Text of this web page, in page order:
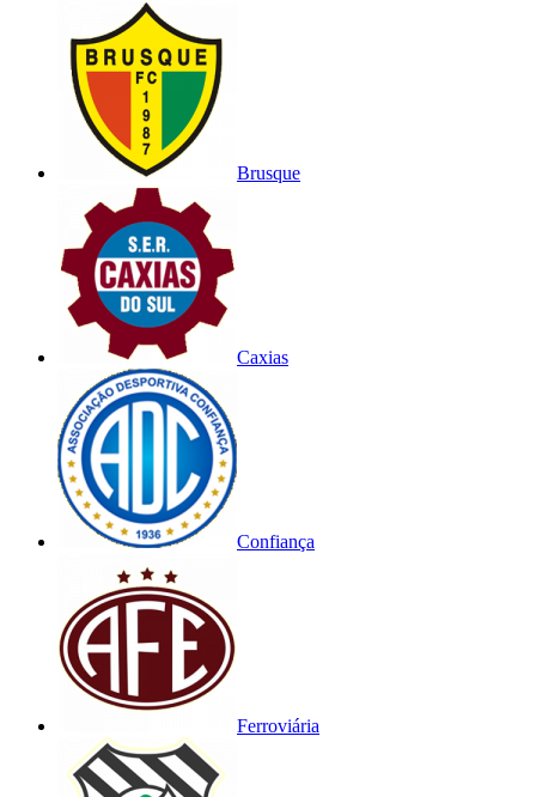
Brusque
Caxias
Confiança
Ferroviária